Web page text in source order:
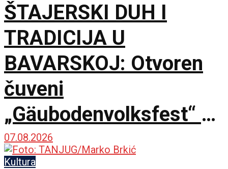
ŠTAJERSKI DUH I
TRADICIJA U
BAVARSKOJ: Otvoren
čuveni
„Gäubodenvolksfest“ u
Štraubingu
07.08.2026
Kultura